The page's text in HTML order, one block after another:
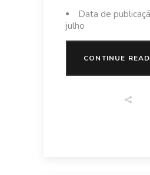
Data de
julho
CONTINUE